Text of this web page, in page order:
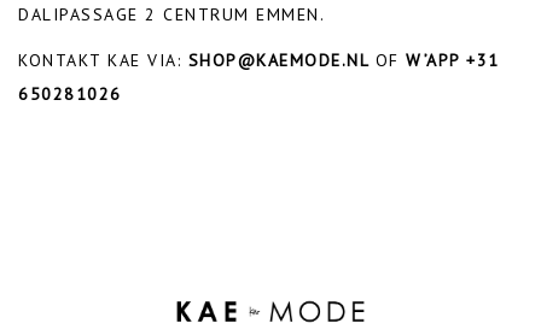
DALIPASSAGE 2 CENTRUM EMMEN.
KONTAKT KAE VIA: SHOP@KAEMODE.NL OF W’APP +31
650281026